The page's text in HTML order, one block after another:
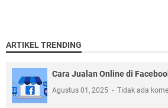
ARTIKEL TRENDING
Cara Jualan Online di
Agustus 01, 2025 Tidak ada